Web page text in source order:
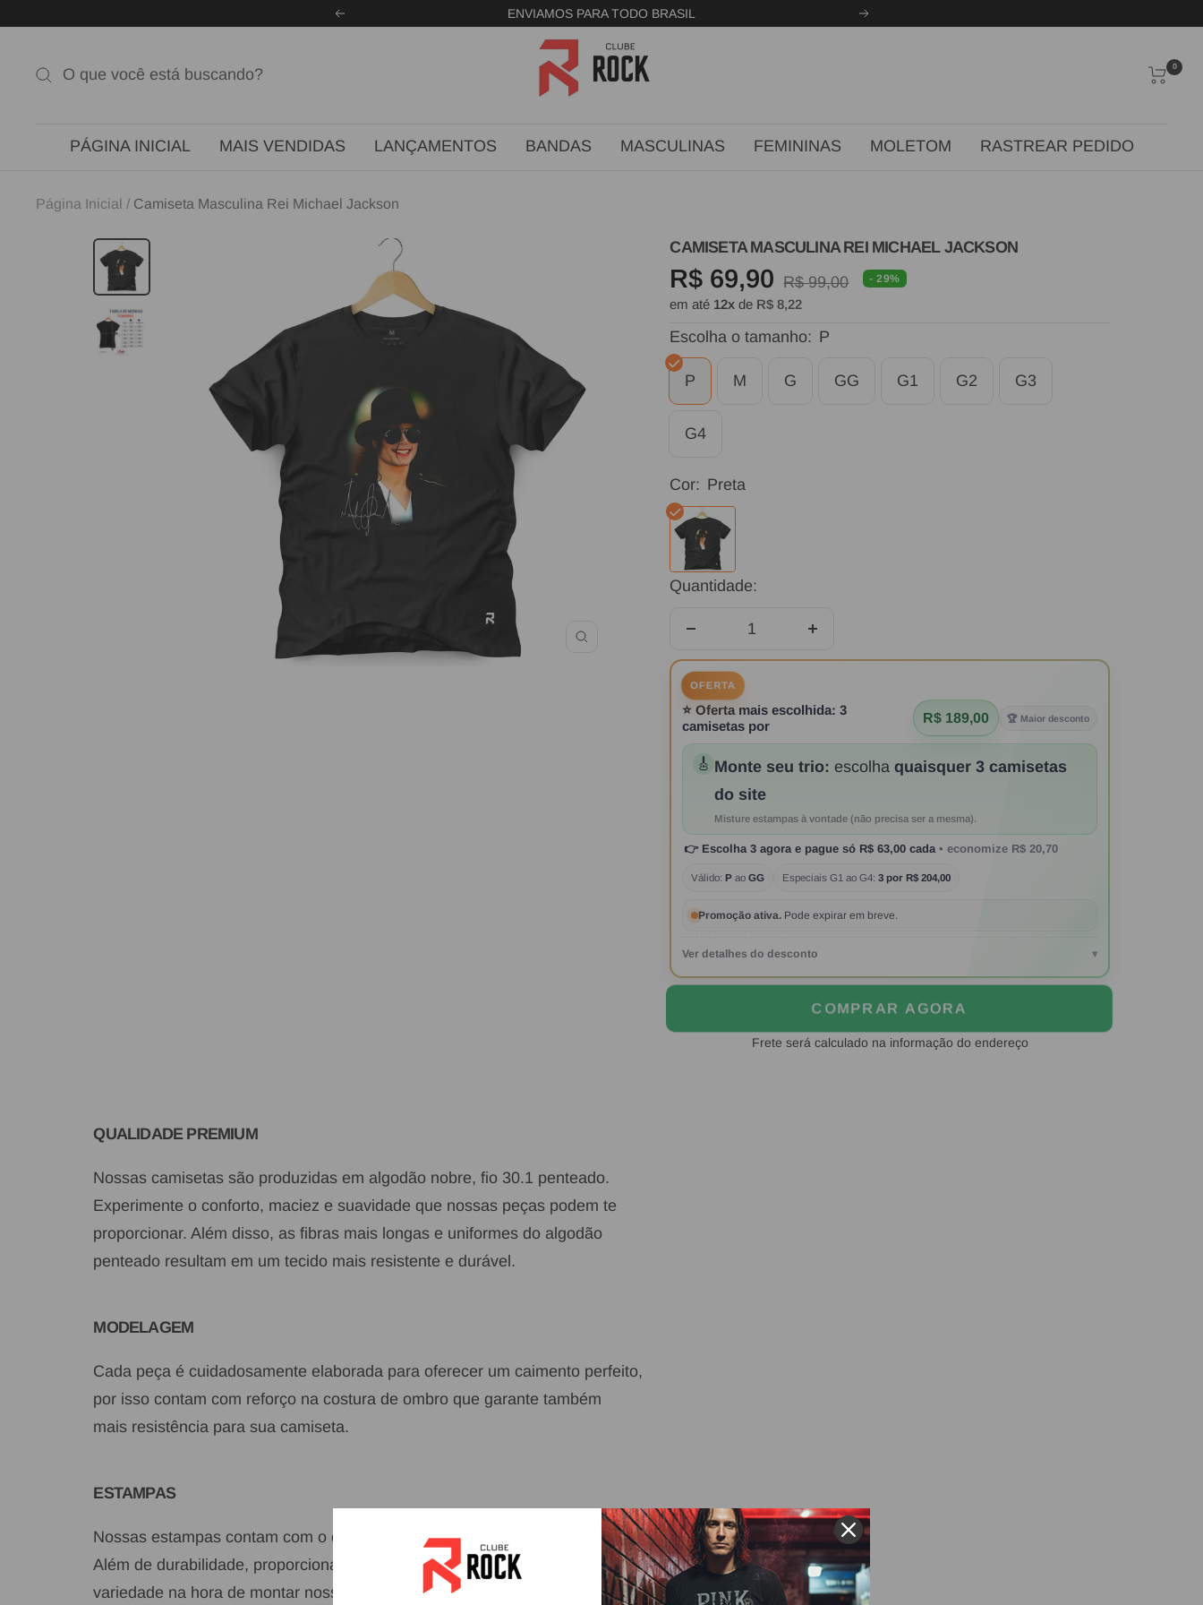
Anterior FRETE GRÁTIS ACIMA DE R$299 Próxima
Clube
Rock
0
PÁGINA INICIAL MAIS VENDIDAS LANÇAMENTOS BANDAS MASCULINAS FEMININAS MOLETOM RASTREAR PEDIDO
Página Inicial Camiseta Masculina Rei Michael Jackson
CAMISETA MASCULINA REI MICHAEL JACKSON
Preço
promocional
R$ 69,90 Preço
normal
R$ 99,00 - 29%
em até 12x de R$ 8,22
Escolha o tamanho: P
P M G GG G1 G2 G3
G4
Cor: Preta
Preta
Quantidade:
quantidade
OFERTA
⭐Oferta mais escolhida: 3
camisetas por
R$ 189,00 🏆 Maior desconto
🎸 Monte seu trio: escolhaquaisquer 3 camisetas
do site
Misture estampas à vontade (não precisa ser a mesma).
👉 Escolha 3 agorae pague só R$ 63,00 cada• economize R$ 20,70
Válido:P aoGG Especiais G1 ao G4:3 por R$ 204,00
Promoção ativa. Pode expirar em breve.
Ver detalhes do desconto ▾
COMPRAR AGORA
Frete será calculado na informação do endereço
QUALIDADE PREMIUM
Nossas camisetas são produzidas em algodão nobre, fio 30.1 penteado.
Experimente o conforto, maciez e suavidade que nossas peças podem te
proporcionar. Além disso, as fibras mais longas e uniformes do algodão
penteado resultam em um tecido mais resistente e durável.
MODELAGEM
Cada peça é cuidadosamente elaborada para oferecer um caimento perfeito,
por isso contam com reforço na costura de ombro que garante também
mais resistência para sua camiseta.
ESTAMPAS
Nossas estampas contam com o que há de melhor no mundo em matéria prima.
Além de durabilidade, proporcionam acabamento perfeito e a possibilidade de
variedade na hora de montar nossas coleções.